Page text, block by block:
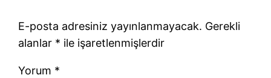
E-posta adresiniz yayınlanmayacak. Gerekli
alanlar * ile işaretlenmişlerdir
Yorum *